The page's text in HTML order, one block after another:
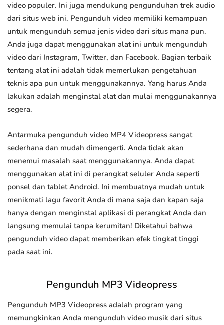
video populer. Ini juga mendukung pengunduhan trek audio
dari situs web ini. Pengunduh video memiliki kemampuan
untuk mengunduh semua jenis video dari situs mana pun.
Anda juga dapat menggunakan alat ini untuk mengunduh
video dari Instagram, Twitter, dan Facebook. Bagian terbaik
tentang alat ini adalah tidak memerlukan pengetahuan
teknis apa pun untuk menggunakannya. Yang harus Anda
lakukan adalah menginstal alat dan mulai menggunakannya
segera.
Antarmuka pengunduh video MP4 Videopress sangat
sederhana dan mudah dimengerti. Anda tidak akan
menemui masalah saat menggunakannya. Anda dapat
menggunakan alat ini di perangkat seluler Anda seperti
ponsel dan tablet Android. Ini membuatnya mudah untuk
menikmati lagu favorit Anda di mana saja dan kapan saja
hanya dengan menginstal aplikasi di perangkat Anda dan
langsung memulai tanpa kerumitan! Diketahui bahwa
pengunduh video dapat memberikan efek tingkat tinggi
pada saat ini.
Pengunduh MP3 Videopress
Pengunduh MP3 Videopress adalah program yang
memungkinkan Anda mengunduh video musik dari situs